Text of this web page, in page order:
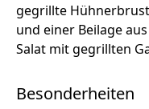
gegrillte
und einer Beilage
Salat mit gegrillten
Besonderheiten